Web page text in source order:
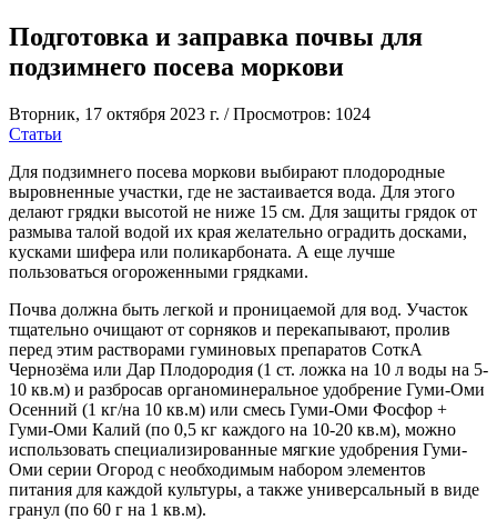
Подготовка и заправка почвы для
подзимнего посева моркови
Вторник, 17 октября 2023 г. /Просмотров: 1024
Статьи
Для подзимнего посева моркови выбирают плодородные
выровненные участки, где не застаивается вода. Для этого
делают грядки высотой не ниже 15 см. Для защиты грядок от
размыва талой водой их края желательно оградить досками,
кусками шифера или поликарбоната. А еще лучше
пользоваться огороженными грядками.
Почва должна быть легкой и проницаемой для вод. Участок
тщательно очищают от сорняков и перекапывают, пролив
перед этим растворами гуминовых препаратов СоткА
Чернозёма или Дар Плодородия (1 ст. ложка на 10 л воды на 5-
10 кв.м) и разбросав органоминеральное удобрение Гуми-Оми
Осенний (1 кг/на 10 кв.м) или смесь Гуми-Оми Фосфор +
Гуми-Оми Калий (по 0,5 кг каждого на 10-20 кв.м), можно
использовать специализированные мягкие удобрения Гуми-
Оми серии Огород с необходимым набором элементов
питания для каждой культуры, а также универсальный в виде
гранул (по 60 г на 1 кв.м).